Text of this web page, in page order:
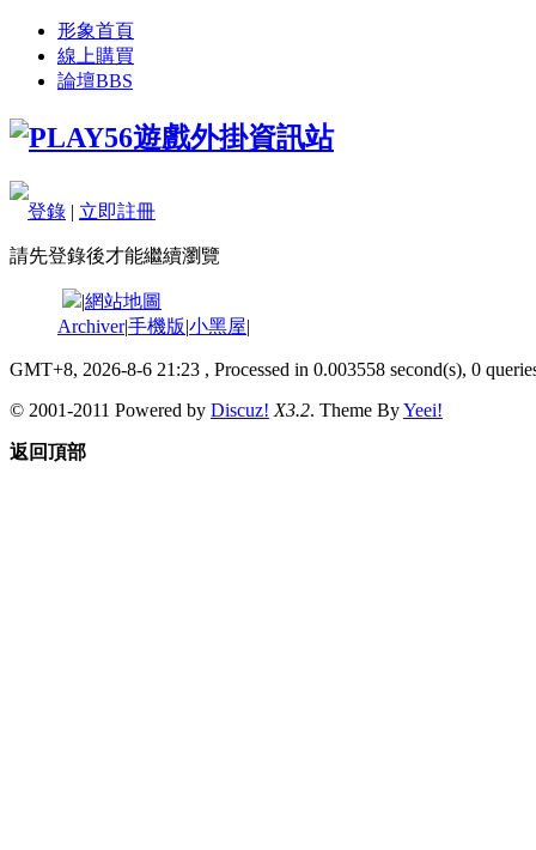
形象首頁
線上購買
論壇BBS
登錄 | 立即註冊
請先登錄後才能繼續瀏覽
|網站地圖
Archiver|手機版|小黑屋|
GMT+8, 2026-8-6 21:23 , Processed in 0.003558 second(s), 0
© 2001-2011 Powered by Discuz! X3.2. Theme ByYeei!
返回頂部